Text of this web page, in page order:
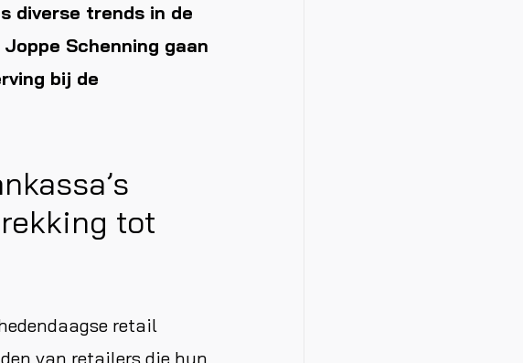
diverse trends in de
Schenning gaan
bij de
tot
retail
van retailers die hun